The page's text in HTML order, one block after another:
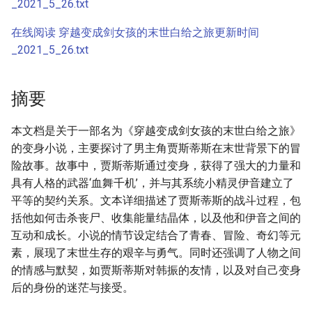
_2021_5_26.txt
在线阅读 穿越变成剑女孩的末世白给之旅更新时间
_2021_5_26.txt
摘要
本文档是关于一部名为《穿越变成剑女孩的末世白给之旅》
的变身小说，主要探讨了男主角贾斯蒂斯在末世背景下的冒
险故事。故事中，贾斯蒂斯通过变身，获得了强大的力量和
具有人格的武器‘血舞千机’，并与其系统小精灵伊音建立了
平等的契约关系。文本详细描述了贾斯蒂斯的战斗过程，包
括他如何击杀丧尸、收集能量结晶体，以及他和伊音之间的
互动和成长。小说的情节设定结合了青春、冒险、奇幻等元
素，展现了末世生存的艰辛与勇气。同时还强调了人物之间
的情感与默契，如贾斯蒂斯对韩振的友情，以及对自己变身
后的身份的迷茫与接受。